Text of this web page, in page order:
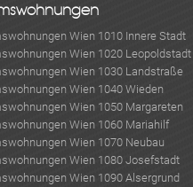
Wien 1010 Innere Stadt
Wien 1020 Leopoldstadt
Wien 1030 Landstraße
Wien 1040 Wieden
Wien 1050 Margareten
Wien 1060 Mariahilf
Wien 1070 Neubau
Wien 1080 Josefstadt
Wien 1090 Alsergrund